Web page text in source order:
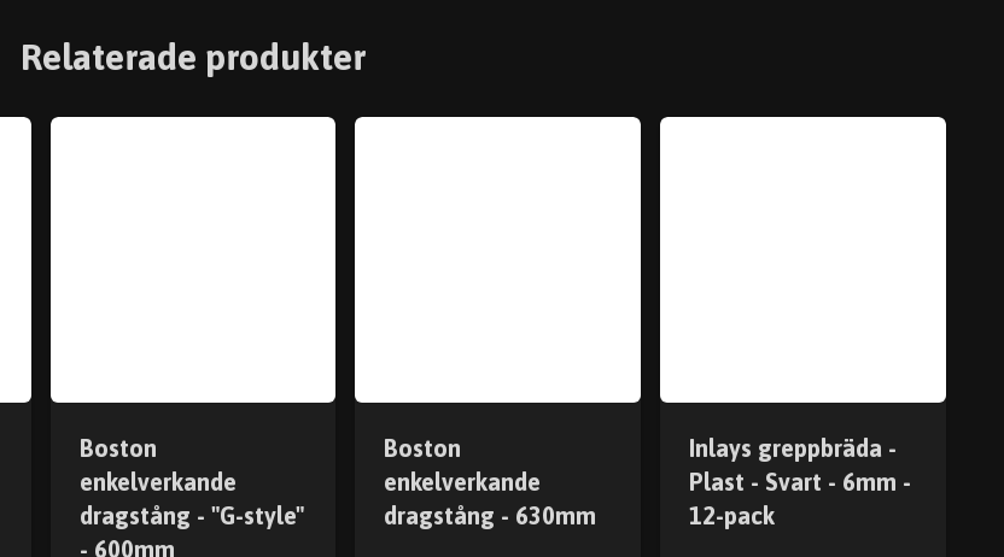
Relaterade produkter
Boston
enkelverkande
dragstång - "G-style"
- 600mm
Boston
enkelverkande
dragstång - 630mm
Inlays greppbräda -
Plast - Svart - 6mm -
12-pack